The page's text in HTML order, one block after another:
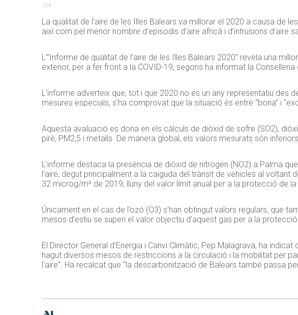
154
La qualitat de l’aire de les Illes Balears va millorar el 2020 a causa de
així com pel menor nombre d’episodis d’aire africà i d’intrusions d’aire
L'”Informe de qualitat de l’aire de les Illes Balears 2020″ revela una
exterior, per a fer front a la COVID-19, segons ha informat la
L’informe adverteix que, tot i que 2020 no és un any representatiu des
mesures especials, s’ha comprovat que la situació és entre “bona” i
Aquesta avaluació es dona en els càlculs de diòxid de sofre (SO2),
pirè, PM2,5 i metalls. De manera global, els valors mesurats són
L’informe destaca la presència de diòxid de nitrogen (NO2) a Palma
l’aire, degut principalment a la caiguda del trànsit de vehicles al
32 microg/m³ de 2019, lluny del valor límit anual per a la protecció de
Únicament en el cas de l’ozó (O3) s’han obtingut valors regulars, que
mesos d’estiu se superi el valor objectiu d’aquest gas per a la
El Director General d’Energia i Canvi Climàtic, Pep Malagrava, ha
hagut diversos mesos de restriccions a la circulació i la mobilitat per
l’aire”. Ha recalcat que “la descarbonització de Balears també passa